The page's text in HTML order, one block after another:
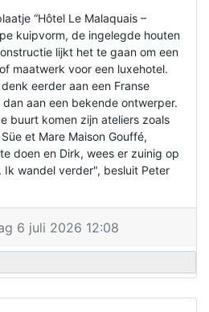
“Hôtel Le Malaquais –
kuipvorm, de ingelegde houten
lijkt het te gaan om een
maatwerk voor een luxehotel.
eerder aan een Franse
aan een bekende ontwerper.
buurt komen zijn ateliers zoals
et Mare Maison Gouffé,
doen en Dirk, wees er zuinig op
wandel verder", besluit Peter
6 juli 2026 12:08